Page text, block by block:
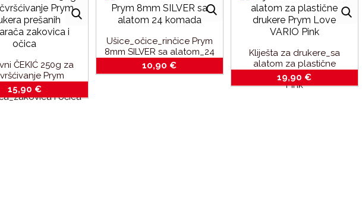
ČEKIĆ 250g za
Prym
i očica
15,90 €
Ušice_očice_rinčice Prym
8mm SILVER sa alatom_24
komada
10,90€
Kliješta za drukere_sa
alatom za plastične
drukere_Prym Love VARIO
Pink
19,90€